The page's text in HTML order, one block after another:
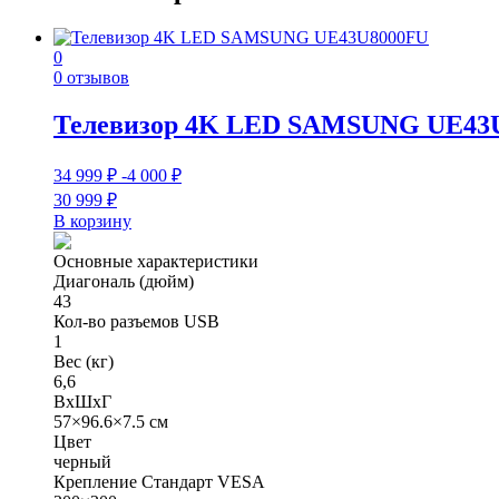
0
0 отзывов
Телевизор 4K LED SAMSUNG
34 999 ₽ -4 000 ₽
30 999 ₽
В корзину
Основные характеристики
Диагональ (дюйм)
43
Кол-во разъемов USB
1
Вес (кг)
6,6
ВхШхГ
57×96.6×7.5 см
Цвет
черный
Крепление Стандарт VESA